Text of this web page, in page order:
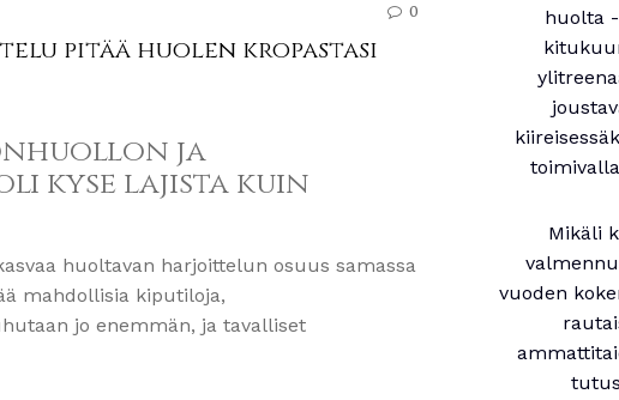
0
pitää huolen kropastasi
ja
kyse lajista kuin
huoltavan harjoittelun osuus samassa
mahdollisia kiputiloja,
jo enemmän, ja tavalliset
huolta
Mikäli
vuoden